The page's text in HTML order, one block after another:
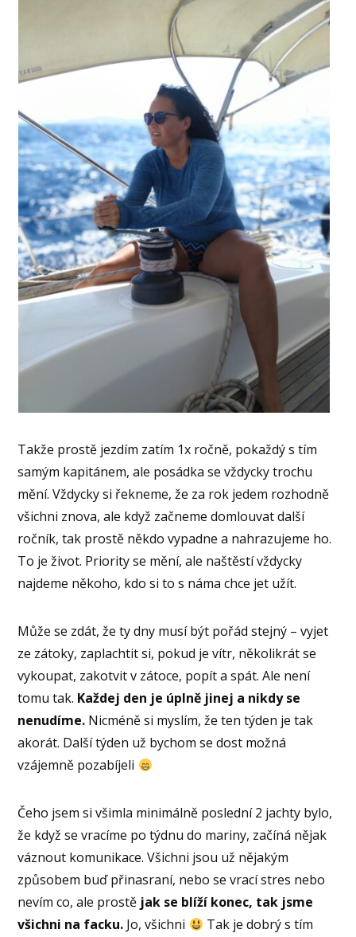
Takže prostě jezdím zatím 1x ročně, pokaždý s tím
samým kapitánem, ale posádka se vždycky trochu
mění. Vždycky si řekneme, že za rok jedem rozhodně
všichni znova, ale když začneme domlouvat další
ročník, tak prostě někdo vypadne a nahrazujeme ho.
To je život. Priority se mění, ale naštěstí vždycky
najdeme někoho, kdo si to s náma chce jet užít.
Může se zdát, že ty dny musí být pořád stejný – vyjet
ze zátoky, zaplachtit si, pokud je vítr, několikrát se
vykoupat, zakotvit v zátoce, popít a spát. Ale není
tomu tak. Každej den je úplně jinej a nikdy se
nenudíme. Nicméně si myslím, že ten týden je tak
akorát. Další týden už bychom se dost možná
vzájemně pozabíjeli
Čeho jsem si všimla minimálně poslední 2 jachty bylo,
že když se vracíme po týdnu do mariny, začíná nějak
váznout komunikace. Všichni jsou už nějakým
způsobem buď přinasraní, nebo se vrací stres nebo
nevím co, ale prostě jak se blíží konec, tak jsme
všichni na facku. Jo, všichni
Tak je dobrý s tím